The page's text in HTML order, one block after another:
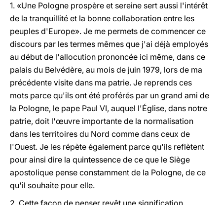
1. «Une Pologne prospère et sereine sert aussi l'intérêt
de la tranquillité et la bonne collaboration entre les
peuples d'Europe». Je me permets de commencer ce
discours par les termes mêmes que j'ai déjà employés
au début de l'allocution prononcée ici même, dans ce
palais du Belvédère, au mois de juin 1979, lors de ma
précédente visite dans ma patrie. Je reprends ces
mots parce qu'ils ont été proférés par un grand ami de
la Pologne, le pape Paul VI, auquel l'Église, dans notre
patrie, doit l'œuvre importante de la normalisation
dans les territoires du Nord comme dans ceux de
l'Ouest. Je les répète également parce qu'ils reflètent
pour ainsi dire la quintessence de ce que le Siège
apostolique pense constamment de la Pologne, de ce
qu'il souhaite pour elle.
2. Cette façon de penser revêt une signification